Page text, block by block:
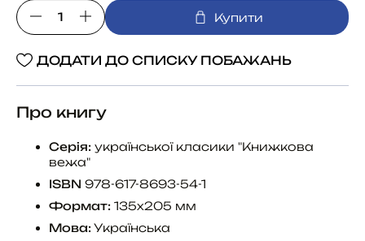
Купити
ДОДАТИ ДО СПИСКУ ПОБАЖАНЬ
Про книгу
Серія: української класики "Книжкова
вежа"
ISBN 978-617-8693-54-1
Формат: 135х205 мм
Мова:Українська